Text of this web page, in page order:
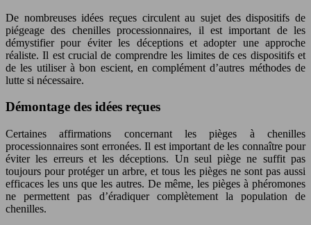
De nombreuses idées reçues circulent au sujet des dispositifs de
piégeage des chenilles processionnaires, il est important de les
démystifier pour éviter les déceptions et adopter une approche
réaliste. Il est crucial de comprendre les limites de ces dispositifs et
de les utiliser à bon escient, en complément d’autres méthodes de
lutte si nécessaire.
Démontage des idées reçues
Certaines affirmations concernant les pièges à chenilles
processionnaires sont erronées. Il est important de les connaître pour
éviter les erreurs et les déceptions. Un seul piège ne suffit pas
toujours pour protéger un arbre, et tous les pièges ne sont pas aussi
efficaces les uns que les autres. De même, les pièges à phéromones
ne permettent pas d’éradiquer complètement la population de
chenilles.